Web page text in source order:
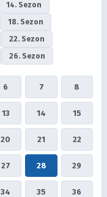
14. Sezon
18. Sezon
22. Sezon
26. Sezon
6 7 8
13 14 15
20 21 22
27 28 29
34 35 36